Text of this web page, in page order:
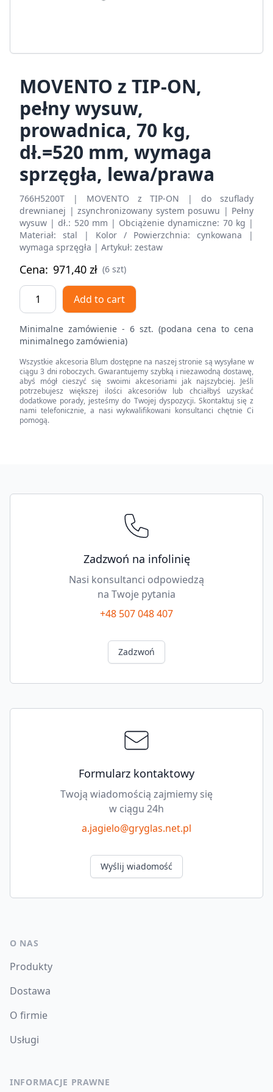
MOVENTO z TIP-ON,
pełny wysuw,
prowadnica, 70 kg,
dł.=520 mm, wymaga
sprzęgła, lewa/prawa
766H5200T | MOVENTO z TIP-ON | do szuflady
drewnianej | zsynchronizowany system posuwu | Pełny
wysuw | dł.: 520 mm | Obciążenie dynamiczne: 70 kg |
Materiał: stal | Kolor / Powierzchnia: cynkowana |
wymaga sprzęgła | Artykuł: zestaw
Cena: 971,40 zł (6 szt)
MOVENTO
z
ON,
wysuw,
prowadnica,
70
kg,
dł.=520
quantity
Add to cart
Minimalne zamówienie - 6 szt. (podana cena to cena
minimalnego zamówienia)
Wszystkie akcesoria Blum dostępne na naszej stronie są wysyłane w
ciągu 3 dni roboczych. Gwarantujemy szybką i niezawodną dostawę,
abyś mógł cieszyć się swoimi akcesoriami jak najszybciej. Jeśli
potrzebujesz większej ilości akcesoriów lub chciałbyś uzyskać
dodatkowe porady, jesteśmy do Twojej dyspozycji. Skontaktuj się z
nami telefonicznie, a nasi wykwalifikowani konsultanci chętnie Ci
pomogą.
Zadzwoń na infolinię
Nasi konsultanci odpowiedzą
na Twoje pytania
+48 507 048 407
Zadzwoń
Formularz kontaktowy
Twoją wiadomością zajmiemy się
w ciągu 24h
a.jagielo@gryglas.net.pl
Wyślij wiadomość
O NAS
Produkty
Dostawa
O firmie
Usługi
INFORMACJE PRAWNE